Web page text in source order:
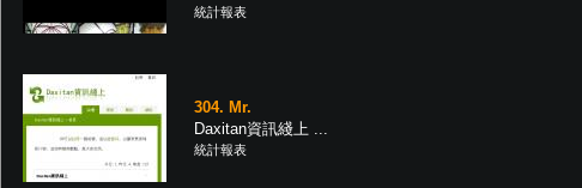
統計報表
304. Mr.
Daxitan資訊綫上 ...
統計報表